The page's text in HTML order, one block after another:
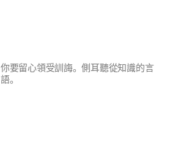
你要留心領受訓誨。側耳聽從知識的言
語。